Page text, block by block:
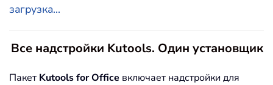
загрузка...
Все надстройки Kutools. Один установщик
Пакет Kutools for Office включает надстройки для